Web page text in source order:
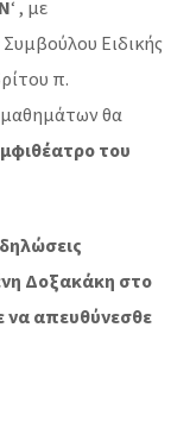
‘ , με
Ειδικής
π.
θα
του
Δοξακάκη στο
να απευθύνεσθε